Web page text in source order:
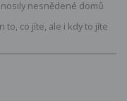
nesnědené domů
to, co jíte, ale i kdy to jíte